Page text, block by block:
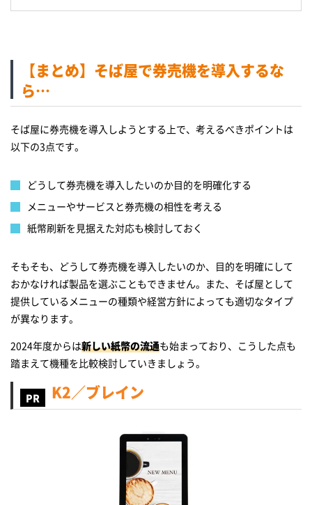
【まとめ】そば屋で券売機を導入するな
ら…
そば屋に券売機を導入しようとする上で、考えるべきポイントは
以下の3点です。
どうして券売機を導入したいのか目的を明確化する
メニューやサービスと券売機の相性を考える
紙幣刷新を見据えた対応も検討しておく
そもそも、どうして券売機を導入したいのか、目的を明確にして
おかなければ製品を選ぶこともできません。また、そば屋として
提供しているメニューの種類や経営方針によっても適切なタイプ
が異なります。
2024年度からは新しい紙幣の流通も始まっており、こうした点も
踏まえて機種を比較検討していきましょう。
K2／ブレイン